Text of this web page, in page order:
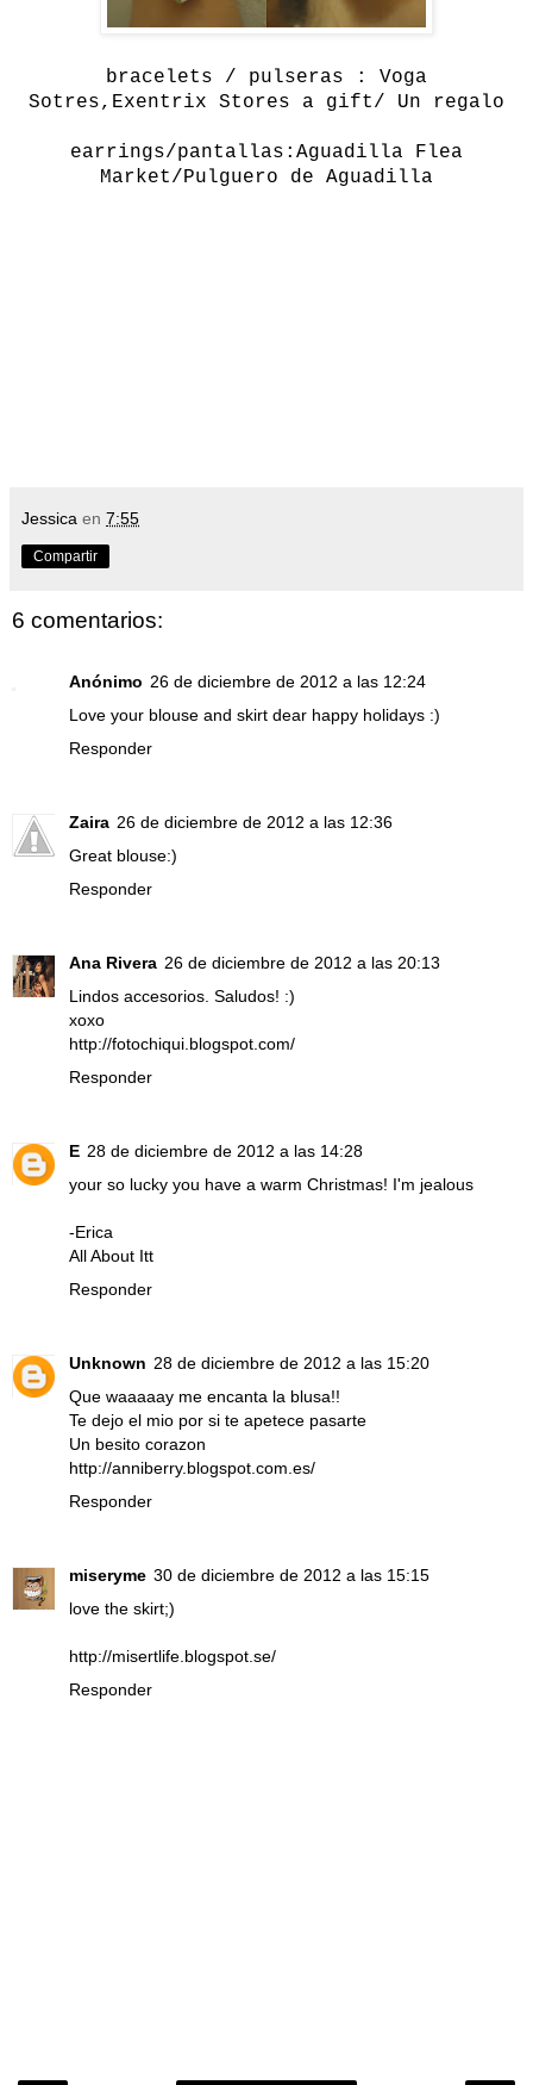
bracelets / pulseras : Voga
Sotres,Exentrix Stores a gift/ Un regalo
earrings/pantallas:Aguadilla Flea
Market/Pulguero de Aguadilla
Jessica en 7:55
Compartir
6 comentarios:
Anónimo 26 de diciembre de 2012 a las 12:24
Love your blouse and skirt dear happy holidays :)
Responder
Zaira 26 de diciembre de 2012 a las 12:36
Great blouse:)
Responder
Ana Rivera 26 de diciembre de 2012 a las 20:13
Lindos accesorios. Saludos! :)
xoxo
http://fotochiqui.blogspot.com/
Responder
E 28 de diciembre de 2012 a las 14:28
your so lucky you have a warm Christmas! I'm jealous
-Erica
All About Itt
Responder
Unknown 28 de diciembre de 2012 a las 15:20
Que waaaaay me encanta la blusa!!
Te dejo el mio por si te apetece pasarte
Un besito corazon
http://anniberry.blogspot.com.es/
Responder
miseryme 30 de diciembre de 2012 a las 15:15
love the skirt;)
http://misertlife.blogspot.se/
Responder